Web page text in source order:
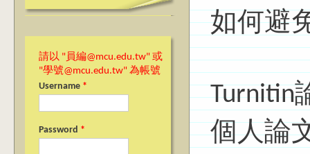
請以 "員編@mcu.edu.tw" 或
"學號@mcu.edu.tw" 為帳號
Username *
Password *
如何避
Turnitin
個人論